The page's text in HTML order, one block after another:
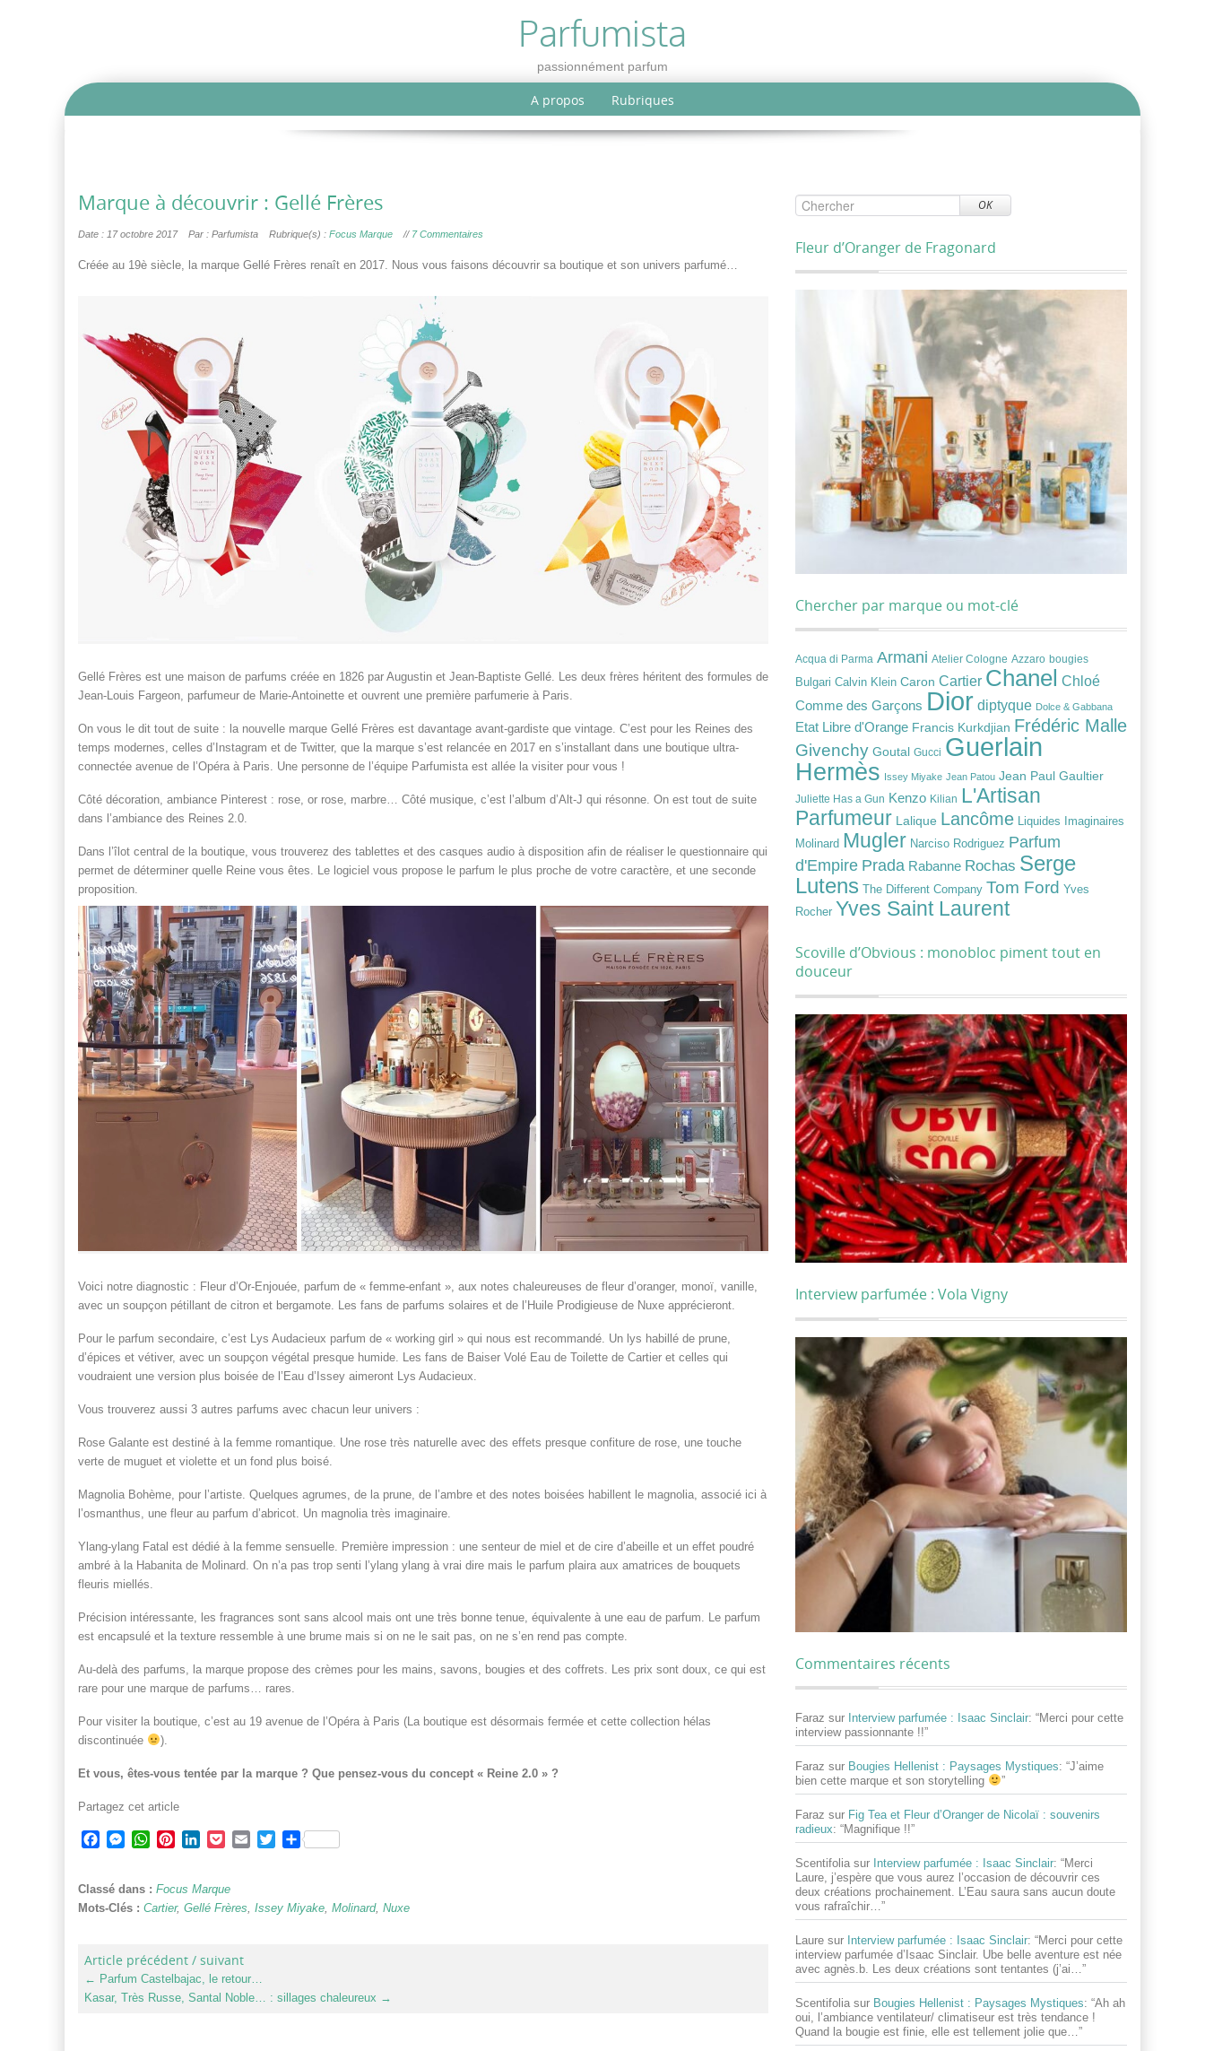
Parfumista
passionnément parfum
A propos Rubriques
Marque à découvrir : Gellé Frères
Date : 17 octobre 2017 Par : Parfumista Rubrique(s) : Focus Marque // 7 Commentaires
Créée au 19è siècle, la marque Gellé Frères renaît en 2017. Nous vous faisons découvrir sa boutique et son univers parfumé…
Gellé Frères est une maison de parfums créée en 1826 par Augustin et Jean-Baptiste Gellé. Les deux frères héritent des formules de
Jean-Louis Fargeon, parfumeur de Marie-Antoinette et ouvrent une première parfumerie à Paris.
On vous le dit tout de suite : la nouvelle marque Gellé Frères est davantage avant-gardiste que vintage. C’est pour les Reines des
temps modernes, celles d’Instagram et de Twitter, que la marque s’est relancée en 2017 en s’installant dans une boutique ultra-
connectée avenue de l’Opéra à Paris. Une personne de l’équipe Parfumista est allée la visiter pour vous !
Côté décoration, ambiance Pinterest : rose, or rose, marbre… Côté musique, c’est l’album d’Alt-J qui résonne. On est tout de suite
dans l’ambiance des Reines 2.0.
Dans l’îlot central de la boutique, vous trouverez des tablettes et des casques audio à disposition afin de réaliser le questionnaire qui
permet de déterminer quelle Reine vous êtes. Le logiciel vous propose le parfum le plus proche de votre caractère, et une seconde
proposition.
Voici notre diagnostic : Fleur d’Or-Enjouée, parfum de « femme-enfant », aux notes chaleureuses de fleur d’oranger, monoï, vanille,
avec un soupçon pétillant de citron et bergamote. Les fans de parfums solaires et de l’Huile Prodigieuse de Nuxe apprécieront.
Pour le parfum secondaire, c’est Lys Audacieux parfum de « working girl » qui nous est recommandé. Un lys habillé de prune,
d’épices et vétiver, avec un soupçon végétal presque humide. Les fans de Baiser Volé Eau de Toilette de Cartier et celles qui
voudraient une version plus boisée de l’Eau d’Issey aimeront Lys Audacieux.
Vous trouverez aussi 3 autres parfums avec chacun leur univers :
Rose Galante est destiné à la femme romantique. Une rose très naturelle avec des effets presque confiture de rose, une touche
verte de muguet et violette et un fond plus boisé.
Magnolia Bohème, pour l’artiste. Quelques agrumes, de la prune, de l’ambre et des notes boisées habillent le magnolia, associé ici à
l’osmanthus, une fleur au parfum d’abricot. Un magnolia très imaginaire.
Ylang-ylang Fatal est dédié à la femme sensuelle. Première impression : une senteur de miel et de cire d’abeille et un effet poudré
ambré à la Habanita de Molinard. On n’a pas trop senti l’ylang ylang à vrai dire mais le parfum plaira aux amatrices de bouquets
fleuris miellés.
Précision intéressante, les fragrances sont sans alcool mais ont une très bonne tenue, équivalente à une eau de parfum. Le parfum
est encapsulé et la texture ressemble à une brume mais si on ne le sait pas, on ne s’en rend pas compte.
Au-delà des parfums, la marque propose des crèmes pour les mains, savons, bougies et des coffrets. Les prix sont doux, ce qui est
rare pour une marque de parfums… rares.
Pour visiter la boutique, c’est au 19 avenue de l’Opéra à Paris (La boutique est désormais fermée et cette collection hélas
discontinuée
).
Et vous, êtes-vous tentée par la marque ? Que pensez-vous du concept « Reine 2.0 » ?
Partagez cet article
Facebook
Messenger
WhatsApp
PinterestLinkedInPocketEmailTwitterPartager
Classé dans : Focus Marque
Mots-Clés : Cartier, Gellé Frères, Issey Miyake, Molinard, Nuxe
Article précédent / suivant
← Parfum Castelbajac, le retour…
Kasar, Très Russe, Santal Noble… : sillages chaleureux →
OK
Fleur d’Oranger de Fragonard
Chercher par marque ou mot-clé
Acqua di Parma Armani Atelier Cologne Azzaro bougies
Bulgari Calvin Klein Caron Cartier Chanel Chloé
Comme des Garçons Dior diptyque Dolce & Gabbana
Etat Libre d'Orange Francis Kurkdjian Frédéric Malle
Givenchy Goutal Gucci Guerlain
Hermès Issey Miyake Jean Patou Jean Paul Gaultier
Juliette Has a Gun Kenzo Kilian L'Artisan
Parfumeur Lalique Lancôme Liquides Imaginaires
Molinard Mugler Narciso Rodriguez Parfum
d'Empire Prada Rabanne Rochas Serge
Lutens
The Different Company Tom Ford Yves
Rocher Yves Saint Laurent
Scoville d’Obvious : monobloc piment tout en
douceur
Interview parfumée : Vola Vigny
Commentaires récents
Faraz sur Interview parfumée : Isaac Sinclair: “Merci pour cette
interview passionnante !!”
Faraz sur Bougies Hellenist : Paysages Mystiques: “J’aime
bien cette marque et son storytelling
”
Faraz sur Fig Tea et Fleur d’Oranger de Nicolaï : souvenirs
radieux: “Magnifique !!”
Scentifolia sur Interview parfumée : Isaac Sinclair: “Merci
Laure, j’espère que vous aurez l’occasion de découvrir ces
deux créations prochainement. L’Eau saura sans aucun doute
vous rafraîchir…”
Laure sur Interview parfumée : Isaac Sinclair: “Merci pour cette
interview parfumée d’Isaac Sinclair. Ube belle aventure est née
avec agnès.b. Les deux créations sont tentantes (j’ai…”
Scentifolia sur Bougies Hellenist : Paysages Mystiques: “Ah ah
oui, l’ambiance ventilateur/ climatiseur est très tendance !
Quand la bougie est finie, elle est tellement jolie que…”